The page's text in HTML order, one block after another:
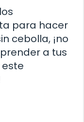
para hacer
cebolla, ¡no
a tus